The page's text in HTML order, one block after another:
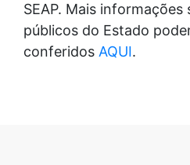
SEAP. Mais
públicos do Estado
conferidos AQUI.